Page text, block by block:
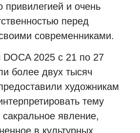
привилегией и очень
перед
современниками.
DOCA 2025 с 21 по 27
более двух тысяч
художникам
тему
сакральное явление,
в культурных